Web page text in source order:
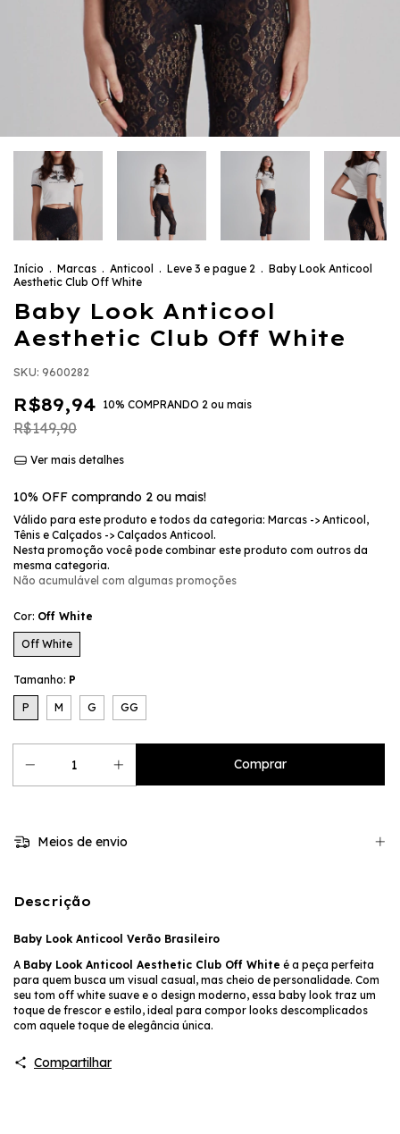
Início . Marcas . Anticool . Leve 3 e pague 2 . Baby Look Anticool
Aesthetic Club Off White
Baby Look Anticool
Aesthetic Club Off White
SKU: 9600282
R$89,94 10% COMPRANDO 2 ou mais
R$149,90
Ver mais detalhes
10% OFF comprando 2 ou mais!
Válido para este produto e todos da categoria: Marcas -> Anticool,
Tênis e Calçados -> Calçados Anticool.
Nesta promoção você pode combinar este produto com outros da
mesma categoria.
Não acumulável com algumas promoções
Cor: Off White
Off White
Tamanho: P
P M G GG
Meios de envio
Descrição
Baby Look Anticool Verão Brasileiro
A Baby Look Anticool Aesthetic Club Off White é a peça perfeita
para quem busca um visual casual, mas cheio de personalidade. Com
seu tom off white suave e o design moderno, essa baby look traz um
toque de frescor e estilo, ideal para compor looks descomplicados
com aquele toque de elegância única.
Compartilhar